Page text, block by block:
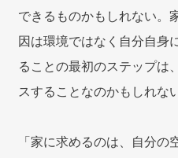
できるものかもしれない。
因は環境ではなく自分自身
ることの最初のステップは
スすることなのかもしれない
「家に求めるのは、自分